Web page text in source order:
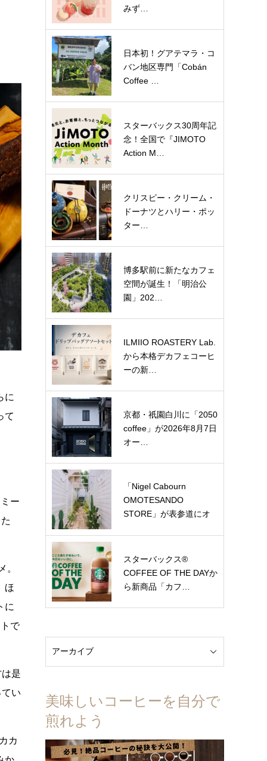
に
て
ー
。
ほ
に
で
是
い
カ
みず…
日本初！グアテマラ・コ
バン地区専門「Cobán
Coffee …
スターバックス30周年記
念！全国で『JIMOTO
Action M…
クリスピー・クリーム・
ドーナツとハリー・ポッ
ター…
博多駅前に新たなカフェ
空間が誕生！「明治公
園」202…
ILMIIO ROASTERY Lab.
から本格デカフェコーヒ
ーの新…
京都・祇園白川に「2050
coffee」が2026年8月7日
オー…
「Nigel Cabourn
OMOTESANDO
STORE」が表参道にオ
スターバックス®
COFFEE OF THE DAYか
ら新商品「カフ…
美味しいコーヒーを自分で
煎れよう